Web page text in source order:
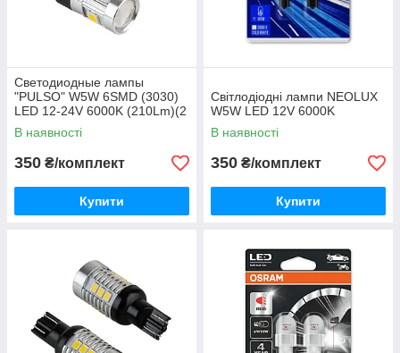
Светодиодные лампы
"PULSO" W5W 6SMD (3030)
LED 12-24V 6000K (210Lm)(2
ШТУКИ)
В наявності
350 ₴/комплект
Купити
Світлодіодні лампи NEOLUX
W5W LED 12V 6000K
В наявності
350 ₴/комплект
Купити